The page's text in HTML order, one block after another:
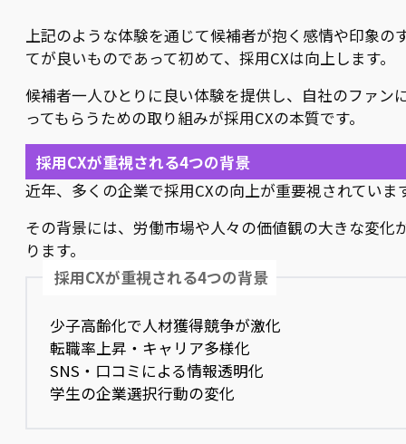
上記のような体験を通じて候補者が抱く感情や印象の
てが良いものであって初めて、採用CXは向上します。
候補者一人ひとりに良い体験を提供し、自社のファン
ってもらうための取り組みが採用CXの本質です。
採用CXが重視される4つの背景
近年、多くの企業で採用CXの向上が重要視されていま
その背景には、労働市場や人々の価値観の大きな変化
ります。
採用CXが重視される4つの背景
少子高齢化で人材獲得競争が激化
転職率上昇・キャリア多様化
SNS・口コミによる情報透明化
学生の企業選択行動の変化